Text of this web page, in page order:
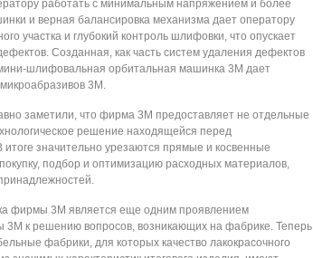
работать с минимальным напряжением и более
и верная балансировка механизма дает оператору
участка и глубокий контроль шлифовки, что опускает
Созданная, как часть систем удаления дефектов
шлифовальная орбитальная машинка 3M дает
3M.
заметили, что фирма 3М предоставляет не отдельные
решение находящейся перед
значительно урезаются прямые и косвенные
подбор и оптимизацию расходных материалов,
фирмы 3M является еще одним проявлением
3М к решению вопросов, возникающих на фабрике. Теперь
фабрики, для которых качество лакокрасочного